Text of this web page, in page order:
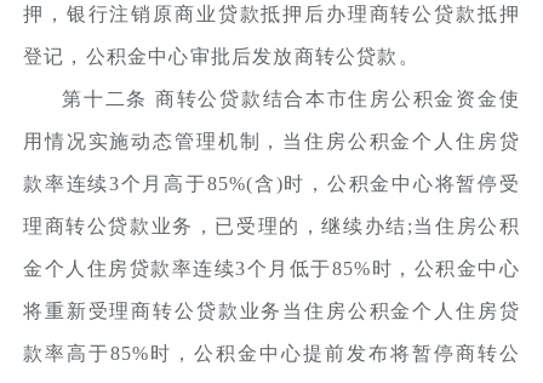
押，银行注销原商业贷款抵押后办理商转公贷款抵押
登记，公积金中心审批后发放商转公贷款。
第十二条 商转公贷款结合本市住房公积金资金使
用情况实施动态管理机制，当住房公积金个人住房贷
款率连续3个月高于85%(含)时，公积金中心将暂停受
理商转公贷款业务，已受理的，继续办结;当住房公积
金个人住房贷款率连续3个月低于85%时，公积金中心
将重新受理商转公贷款业务当住房公积金个人住房贷
款率高于85%时，公积金中心提前发布将暂停商转公